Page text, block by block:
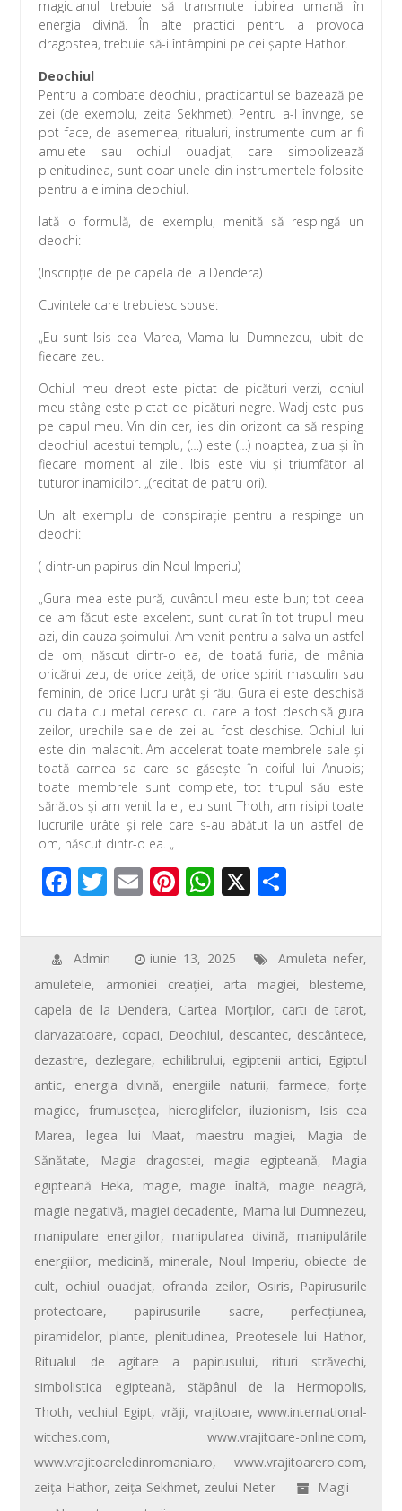
magicianul trebuie să transmute iubirea umană în
energia divină. În alte practici pentru a provoca
dragostea, trebuie să-i întâmpini pe cei şapte Hathor.
Deochiul
Pentru a combate deochiul, practicantul se bazează pe
zei (de exemplu, zeiţa Sekhmet). Pentru a-l învinge, se
pot face, de asemenea, ritualuri, instrumente cum ar fi
amulete sau ochiul ouadjat, care simbolizează
plenitudinea, sunt doar unele din instrumentele folosite
pentru a elimina deochiul.
Iată o formulă, de exemplu, menită să respingă un
deochi:
(Inscripţie de pe capela de la Dendera)
Cuvintele care trebuiesc spuse:
„Eu sunt Isis cea Marea, Mama lui Dumnezeu, iubit de
fiecare zeu.
Ochiul meu drept este pictat de picături verzi, ochiul
meu stâng este pictat de picături negre. Wadj este pus
pe capul meu. Vin din cer, ies din orizont ca să resping
deochiul acestui templu, (…) este (…) noaptea, ziua şi în
fiecare moment al zilei. Ibis este viu şi triumfător al
tuturor inamicilor. „(recitat de patru ori).
Un alt exemplu de conspiraţie pentru a respinge un
deochi:
( dintr-un papirus din Noul Imperiu)
„Gura mea este pură, cuvântul meu este bun; tot ceea
ce am făcut este excelent, sunt curat în tot trupul meu
azi, din cauza şoimului. Am venit pentru a salva un astfel
de om, născut dintr-o ea, de toată furia, de mânia
oricărui zeu, de orice zeiţă, de orice spirit masculin sau
feminin, de orice lucru urât şi rău. Gura ei este deschisă
cu dalta cu metal ceresc cu care a fost deschisă gura
zeilor, urechile sale de zei au fost deschise. Ochiul lui
este din malachit. Am accelerat toate membrele sale şi
toată carnea sa care se găseşte în coiful lui Anubis;
toate membrele sunt complete, tot trupul său este
sănătos şi am venit la el, eu sunt Thoth, am risipi toate
lucrurile urâte şi rele care s-au abătut la un astfel de
om, născut dintr-o ea. „
F
e
b
o
o
k
T
tt
er
E
ail
Pi
er
e
st
W
at
s
A
p
p
X
ta
je
az
ă
Admin iunie 13, 2025 Amuleta nefer,
amuletele, armoniei creaţiei, arta magiei, blesteme,
capela de la Dendera, Cartea Morţilor, carti de tarot,
clarvazatoare, copaci, Deochiul, descantec, descântece,
dezastre, dezlegare, echilibrului, egiptenii antici, Egiptul
antic, energia divină, energiile naturii, farmece,forţe
magice,frumuseţea, hieroglifelor, iluzionism,
Isis cea
Marea, legea lui Maat, maestru magiei,
Magia de
Sănătate, Magia dragostei, magia egipteană, Magia
egipteană Heka, magie, magie înaltă, magie neagră,
magie negativă, magiei decadente, Mama lui Dumnezeu,
manipulare energiilor, manipularea divină, manipulările
energiilor, medicină, minerale, Noul Imperiu, obiecte de
cult, ochiul ouadjat, ofranda zeilor, Osiris, Papirusurile
protectoare, papirusurile sacre, perfecţiunea,
piramidelor, plante, plenitudinea, Preotesele lui Hathor,
Ritualul de agitare a papirusului, rituri străvechi,
simbolistica egipteană, stăpânul de la Hermopolis,
Thoth,vechiul Egipt, vrăji, vrajitoare,www.international-
witches.com,www.vrajitoare-online.com,
www.vrajitoareledinromania.ro,www.vrajitoarero.com,
zeiţa Hathor, zeiţa Sekhmet, zeului Neter
Magii